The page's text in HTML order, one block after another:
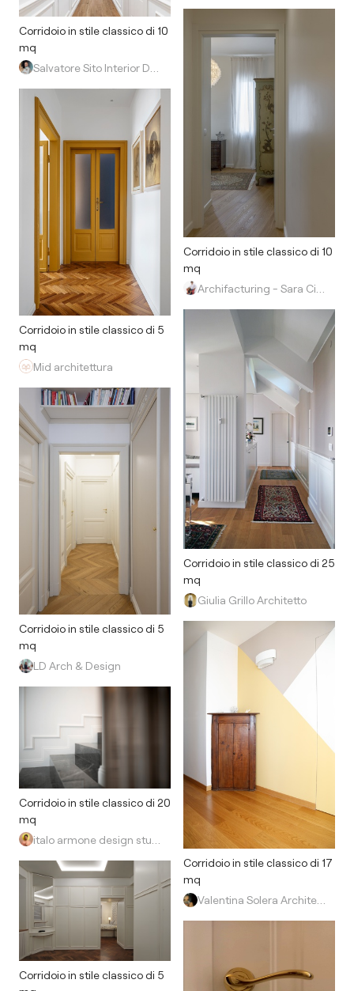
Corridoio in stile classico di 10
mq
Corridoio in stile classico di 5
mq
Mid architettura
Corridoio in stile classico di 5
mq
LD Arch & Design
Corridoio in stile classico di 20
mq
Corridoio in stile classico di 5
Corridoio in stile classico di 10
mq
Corridoio in stile classico di 25
mq
Giulia Grillo Architetto
Corridoio in stile classico di 17
mq